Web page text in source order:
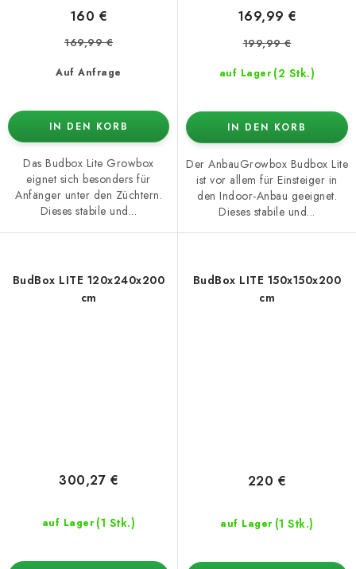
Auf Anfrage
160 €
169,99 €
IN DEN KORB
Das Budbox Lite Growbox
eignet sich besonders für
Anfänger unter den Züchtern.
Dieses stabile und...
auf Lager (2 Stk.)
169,99 €
199,99 €
IN DEN KORB
Der AnbauGrowbox Budbox Lite
ist vor allem für Einsteiger in
den Indoor-Anbau geeignet.
Dieses stabile und...
BudBox LITE 120x240x200
cm
auf Lager (1 Stk.)
300,27 €
BudBox LITE 150x150x200
cm
auf Lager (1 Stk.)
220 €